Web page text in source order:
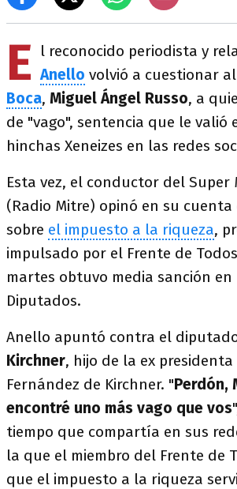
E l reconocido periodista y
Anello volvió a cuestionar
Boca, Miguel Ángel Russo, a
de "vago", sentencia que le valió
hinchas Xeneizes en las redes
Esta vez, el conductor del Super
(Radio Mitre) opinó en su
sobre el impuesto a la riqueza,
impulsado por el Frente de
martes obtuvo media sanción en
Diputados.
Anello apuntó contra el
Kirchner, hijo de la ex presidenta
Fernández de Kirchner. "Perdón,
encontré uno más vago que vos
tiempo que compartía en sus
la que el miembro del Frente de
que el impuesto a la riqueza